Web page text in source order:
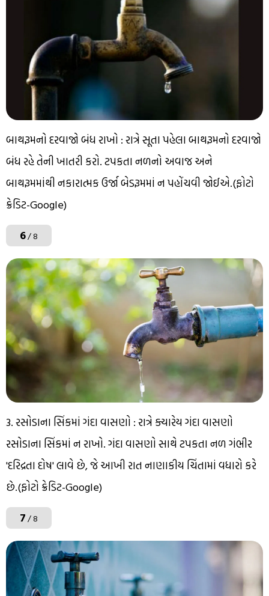
બાથરૂમનો દરવાજો બંધ રાખો : રાત્રે સૂતા પહેલા બાથરૂમનો દરવાજો
બંધ રહે તેની ખાતરી કરો. ટપકતા નળનો અવાજ અને
બાથરૂમમાંથી નકારાત્મક ઉર્જા બેડરૂમમાં ન પહોંચવી જોઈએ.(ફોટો
ક્રેડિટ-Google)
6/ 8
3. રસોડાના સિંકમાં ગંદા વાસણો : રાત્રે ક્યારેય ગંદા વાસણો
રસોડાના સિંકમાં ન રાખો. ગંદા વાસણો સાથે ટપકતા નળ ગંભીર
'દરિદ્રતા દોષ' લાવે છે, જે આખી રાત નાણાકીય ચિંતામાં વધારો કરે
છે.(ફોટો ક્રેડિટ-Google)
7/ 8